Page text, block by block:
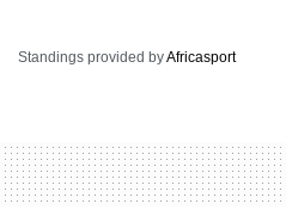
Standings provided byAfricasport